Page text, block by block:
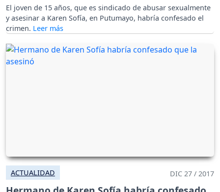
El joven de 15 años, que es sindicado de abusar sexualmente
y asesinar a Karen Sofía, en Putumayo, habría confesado el
crimen.
ACTUALIDAD DIC 27 / 2017